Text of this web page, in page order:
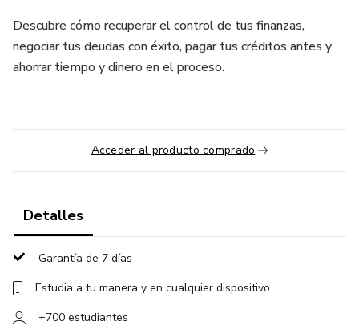
Descubre cómo recuperar el control de tus finanzas,
negociar tus deudas con éxito, pagar tus créditos antes y
ahorrar tiempo y dinero en el proceso.
Acceder al producto comprado
Detalles
Garantía de 7 días
Estudia a tu manera y en cualquier dispositivo
+700 estudiantes